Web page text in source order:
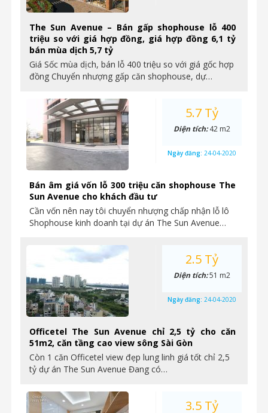
The Sun Avenue – Bán gấp shophouse lỗ 400
triệu so với giá hợp đồng, giá hợp đồng 6,1 tỷ
bán mùa dịch 5,7 tỷ
Giá Sốc mùa dịch, bán lỗ 400 triệu so với giá gốc hợp
đồng Chuyển nhượng gấp căn shophouse, dự…
Bán âm giá vốn lỗ 300 triệu căn shophouse The
Sun Avenue cho khách đầu tư
Cần vốn nên nay tôi chuyển nhượng chấp nhận lỗ lô
Shophouse kinh doanh tại dự án The Sun Avenue…
5.7 Tỷ
Diện tích:42 m2
Ngày đăng: 24-04-2020
Officetel The Sun Avenue chỉ 2,5 tỷ cho căn
51m2, căn tầng cao view sông Sài Gòn
Còn 1 căn Officetel view đẹp lung linh giá tốt chỉ 2,5
tỷ dự án The Sun Avenue Đang có…
2.5 Tỷ
Diện tích:51 m2
Ngày đăng: 24-04-2020
3.5 Tỷ